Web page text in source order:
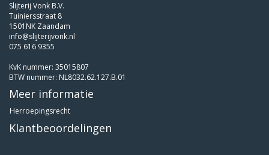
Slijterij Vonk B.V.
Tuiniersstraat 8
1501NK Zaandam
info@slijterijvonk.nl
075 616 9355
KvK nummer: 35015807
BTW nummer: NL8032.62.127.B.01
Meer informatie
Herroepingsrecht
Klantbeoordelingen